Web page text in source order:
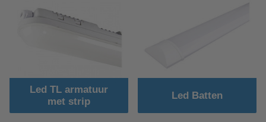
Led TL armatuur
met strip
Led Batten